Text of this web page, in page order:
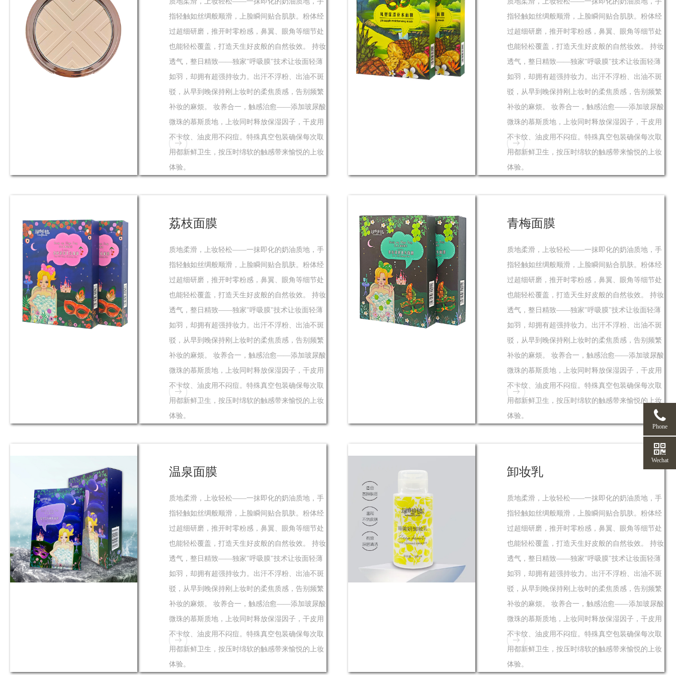
指轻触如丝绸般顺滑，上脸瞬间贴合肌肤。粉体经
过超细研磨，推开时零粉感，鼻翼、眼角等细节处
也能轻松覆盖，打造天生好皮般的自然妆效。 持妆
透气，整日精致——独家"呼吸膜"技术让妆面轻薄
如羽，却拥有超强持妆力。出汗不浮粉、出油不斑
驳，从早到晚保持刚上妆时的柔焦质感，告别频繁
补妆的麻烦。 妆养合一，触感治愈——添加玻尿酸
微珠的慕斯质地，上妆同时释放保湿因子，干皮用
不卡纹、油皮用不闷痘。特殊真空包装确保每次取
用都新鲜卫生，按压时绵软的触感带来愉悦的上妆
体验。
指轻触如丝绸般顺滑，上脸瞬间贴合肌肤。粉体经
过超细研磨，推开时零粉感，鼻翼、眼角等细节处
也能轻松覆盖，打造天生好皮般的自然妆效。 持妆
透气，整日精致——独家"呼吸膜"技术让妆面轻薄
如羽，却拥有超强持妆力。出汗不浮粉、出油不斑
驳，从早到晚保持刚上妆时的柔焦质感，告别频繁
补妆的麻烦。 妆养合一，触感治愈——添加玻尿酸
微珠的慕斯质地，上妆同时释放保湿因子，干皮用
不卡纹、油皮用不闷痘。特殊真空包装确保每次取
用都新鲜卫生，按压时绵软的触感带来愉悦的上妆
体验。
荔枝面膜
质地柔滑，上妆轻松——一抹即化的奶油质地，手
指轻触如丝绸般顺滑，上脸瞬间贴合肌肤。粉体经
过超细研磨，推开时零粉感，鼻翼、眼角等细节处
也能轻松覆盖，打造天生好皮般的自然妆效。 持妆
透气，整日精致——独家"呼吸膜"技术让妆面轻薄
如羽，却拥有超强持妆力。出汗不浮粉、出油不斑
驳，从早到晚保持刚上妆时的柔焦质感，告别频繁
补妆的麻烦。 妆养合一，触感治愈——添加玻尿酸
微珠的慕斯质地，上妆同时释放保湿因子，干皮用
不卡纹、油皮用不闷痘。特殊真空包装确保每次取
用都新鲜卫生，按压时绵软的触感带来愉悦的上妆
体验。
青梅面膜
质地柔滑，上妆轻松——一抹即化的奶油质地，手
指轻触如丝绸般顺滑，上脸瞬间贴合肌肤。粉体经
过超细研磨，推开时零粉感，鼻翼、眼角等细节处
也能轻松覆盖，打造天生好皮般的自然妆效。 持妆
透气，整日精致——独家"呼吸膜"技术让妆面轻薄
如羽，却拥有超强持妆力。出汗不浮粉、出油不斑
驳，从早到晚保持刚上妆时的柔焦质感，告别频繁
补妆的麻烦。 妆养合一，触感治愈——添加玻尿酸
微珠的慕斯质地，上妆同时释放保湿因子，干皮用
不卡纹、油皮用不闷痘。特殊真空包装确保每次取
用都新鲜卫生，按压时绵软的触感带来愉悦的上妆
体验。
温泉面膜
质地柔滑，上妆轻松——一抹即化的奶油质地，手
指轻触如丝绸般顺滑，上脸瞬间贴合肌肤。粉体经
过超细研磨，推开时零粉感，鼻翼、眼角等细节处
也能轻松覆盖，打造天生好皮般的自然妆效。 持妆
透气，整日精致——独家"呼吸膜"技术让妆面轻薄
如羽，却拥有超强持妆力。出汗不浮粉、出油不斑
驳，从早到晚保持刚上妆时的柔焦质感，告别频繁
补妆的麻烦。 妆养合一，触感治愈——添加玻尿酸
微珠的慕斯质地，上妆同时释放保湿因子，干皮用
不卡纹、油皮用不闷痘。特殊真空包装确保每次取
用都新鲜卫生，按压时绵软的触感带来愉悦的上妆
体验。
卸妆乳
质地柔滑，上妆轻松——一抹即化的奶油质地，手
指轻触如丝绸般顺滑，上脸瞬间贴合肌肤。粉体经
过超细研磨，推开时零粉感，鼻翼、眼角等细节处
也能轻松覆盖，打造天生好皮般的自然妆效。 持妆
透气，整日精致——独家"呼吸膜"技术让妆面轻薄
如羽，却拥有超强持妆力。出汗不浮粉、出油不斑
驳，从早到晚保持刚上妆时的柔焦质感，告别频繁
补妆的麻烦。 妆养合一，触感治愈——添加玻尿酸
微珠的慕斯质地，上妆同时释放保湿因子，干皮用
不卡纹、油皮用不闷痘。特殊真空包装确保每次取
用都新鲜卫生，按压时绵软的触感带来愉悦的上妆
体验。
Phone
Wechat